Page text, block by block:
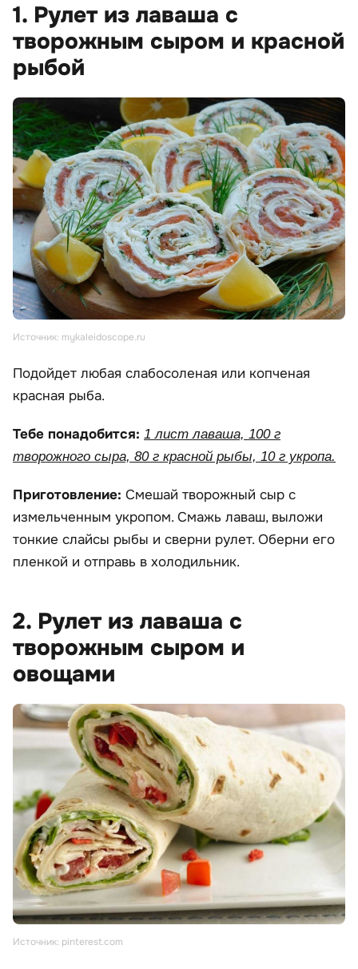
1. Рулет из лаваша с
творожным сыром и красной
рыбой
Источник: mykaleidoscope.ru
Подойдет любая слабосоленая или копченая
красная рыба.
Тебе понадобится: 1 лист лаваша, 100 г
творожного сыра, 80 г красной рыбы, 10 г укропа.
Приготовление: Смешай творожный сыр с
измельченным укропом. Смажь лаваш, выложи
тонкие слайсы рыбы и сверни рулет. Оберни его
пленкой и отправь в холодильник.
2. Рулет из лаваша с
творожным сыром и
овощами
Источник: pinterest.com